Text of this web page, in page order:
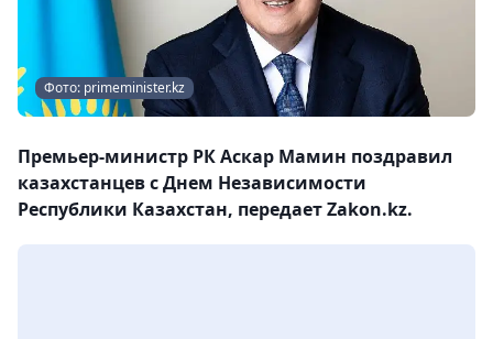
Фото: primeminister.kz
Премьер-министр РК Аскар Мамин поздравил
казахстанцев с Днем Независимости
Республики Казахстан, передает Zakon.kz.